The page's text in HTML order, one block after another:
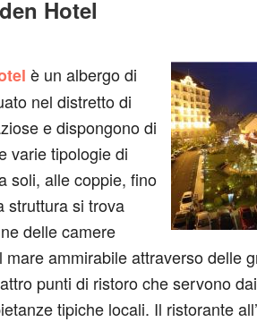
Hotel
è un albergo di
nel distretto di
e dispongono di
varie tipologie di
soli, alle coppie, fino
struttura si trova
delle camere
ammirabile attraverso delle
punti di ristoro che servono
tipiche locali. Il ristorante